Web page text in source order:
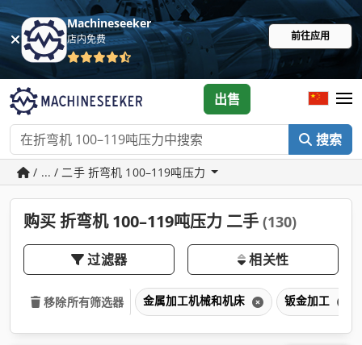
Machineseeker
店内免费 前往应用
搜索
出售
/ ... / 二手 折弯机 100–119吨压力
购买 折弯机 100–119吨压力 二手 (130)
过滤器 相关性
移除所有筛选器 金属加工机械和机床 钣金加工